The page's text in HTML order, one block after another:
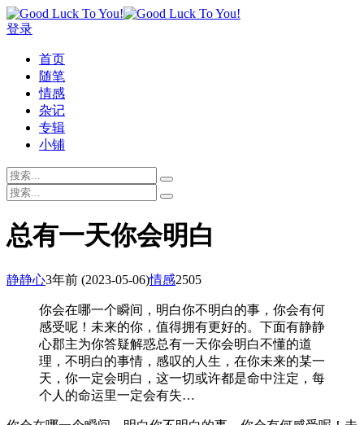
登录
首页
随笔
情感
杂记
专辑
小铺
总有一天你会明白
静静心3年前 (2023-05-06)情感2505
你会在哪一个瞬间，明白你不明白的事，你会有何
感受呢！未来的你，值得拥有更好的。下面有静静
心郡主为你答疑解惑总有一天你会明白不懂的道
理，不明白的事情，感叹的人生，在你未来的某一
天，你一定会明白，这一切或许都是命中注定，每
个人的命运里一定会有失…